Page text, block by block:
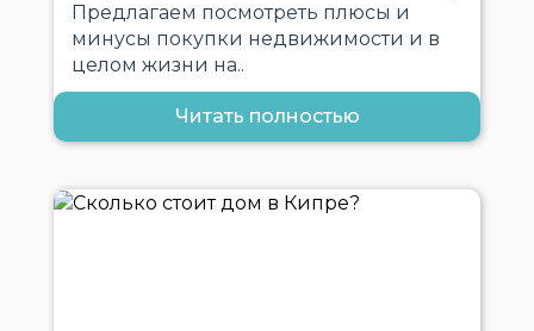
Предлагаем посмотреть плюсы и
минусы покупки недвижимости и в
целом жизни на..
Читать полностью